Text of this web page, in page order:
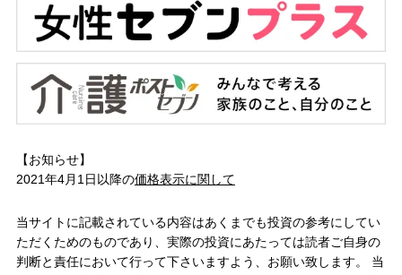
【お知らせ】
2021年4月1日以降の価格表示に関して
当サイトに記載されている内容はあくまでも投資の参考にしてい
ただくためのものであり、実際の投資にあたっては読者ご自身の
判断と責任において行って下さいますよう、お願い致します。 当